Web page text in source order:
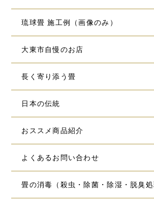
琉球畳 施工例（画像のみ）
大東市自慢のお店
長く寄り添う畳
日本の伝統
おススメ商品紹介
よくあるお問い合わせ
畳の消毒（殺虫・除菌・除湿・脱臭処